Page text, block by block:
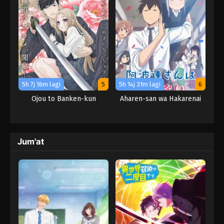
5h 7j 16m lagi 5
Ojou to Banken-kun
5h 14j 31m lagi 6
Aharen-san wa Hakarenai
Jum'at